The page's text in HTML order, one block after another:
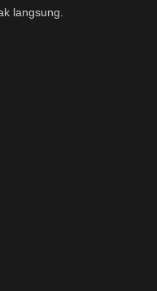
langsung.